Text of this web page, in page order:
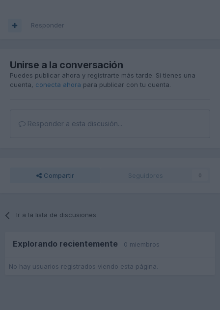
Responder
Unirse a la conversación
Puedes publicar ahora y registrarte más tarde. Si tienes una
cuenta, conecta ahora para publicar con tu cuenta.
Responder a esta discusión...
Compartir Seguidores 0
Ir a la lista de discusiones
Explorando recientemente 0 miembros
No hay usuarios registrados viendo esta página.